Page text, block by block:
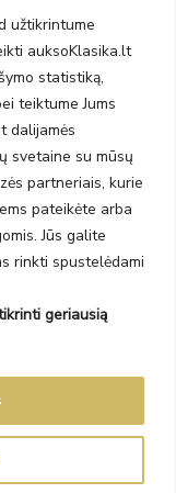
užtikrintume
auksoKlasika.lt
statistiką,
teiktume Jums
dalijamės
svetaine su mūsų
partneriais, kurie
pateikėte arba
Jūs galite
rinkti spustelėdami
geriausią
bei riboto